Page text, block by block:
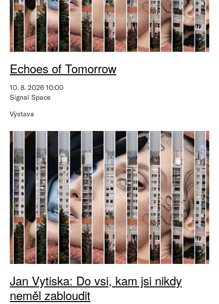
Echoes of Tomorrow
10. 8. 2026 10:00
Signal Space
Výstava
Jan Vytiska: Do vsi, kam jsi nikdy
neměl zabloudit